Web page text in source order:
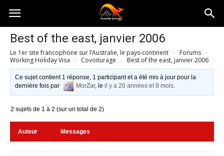
Australia-
australie.com
Best of the east, janvier 2006
Le 1er site francophone sur l’Australie, le pays-continent › Forums ›
Working Holiday Visa › Covoiturage › Best of the east, janvier 2006
Ce sujet contient 1 réponse, 1 participant et a été mis à jour pour la
dernière fois par
MorZar, leil y a 20 années et 8 mois.
2 sujets de 1 à 2 (sur un total de 2)
Auteur Messages